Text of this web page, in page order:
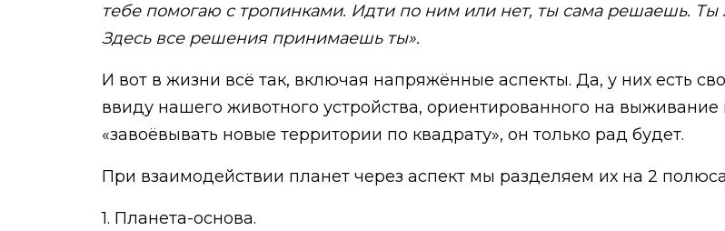
тебе помогаю с тропинками. Идти по ним или нет, ты сама решаешь. Ты
Здесь все решения принимаешь ты».
И вот в жизни всё так, включая напряжённые аспекты. Да, у них есть
ввиду нашего животного устройства, ориентированного на
«завоёвывать новые территории по квадрату», он только рад будет.
При взаимодействии планет через аспект мы разделяем их на 2
1. Планета-основа.